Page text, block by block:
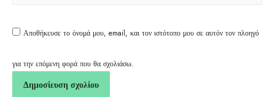
Αποθήκευσε το όνομά μου, email, και τον ιστότοπο μου σε αυτόν τον πλοηγό
για την επόμενη φορά που θα σχολιάσω.